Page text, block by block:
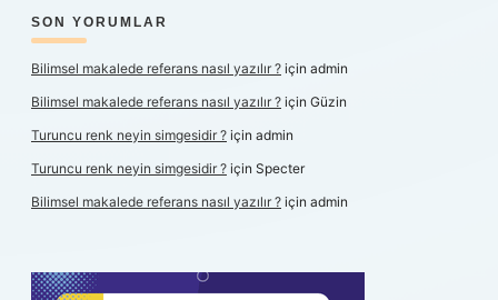
SON YORUMLAR
Bilimsel makalede referans nasıl yazılır ? için admin
Bilimsel makalede referans nasıl yazılır ? için Güzin
Turuncu renk neyin simgesidir ? için admin
Turuncu renk neyin simgesidir ? için Specter
Bilimsel makalede referans nasıl yazılır ? için admin